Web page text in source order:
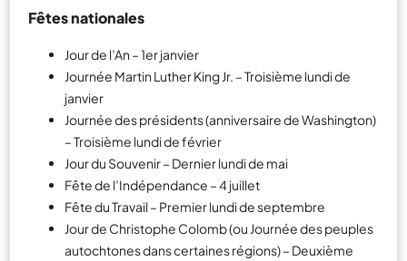
Fêtes nationales
Jour de l’An – 1er janvier
Journée Martin Luther King Jr. – Troisième lundi de
janvier
Journée des présidents (anniversaire de Washington)
– Troisième lundi de février
Jour du Souvenir – Dernier lundi de mai
Fête de l’Indépendance – 4 juillet
Fête du Travail – Premier lundi de septembre
Jour de Christophe Colomb (ou Journée des peuples
autochtones dans certaines régions) – Deuxième